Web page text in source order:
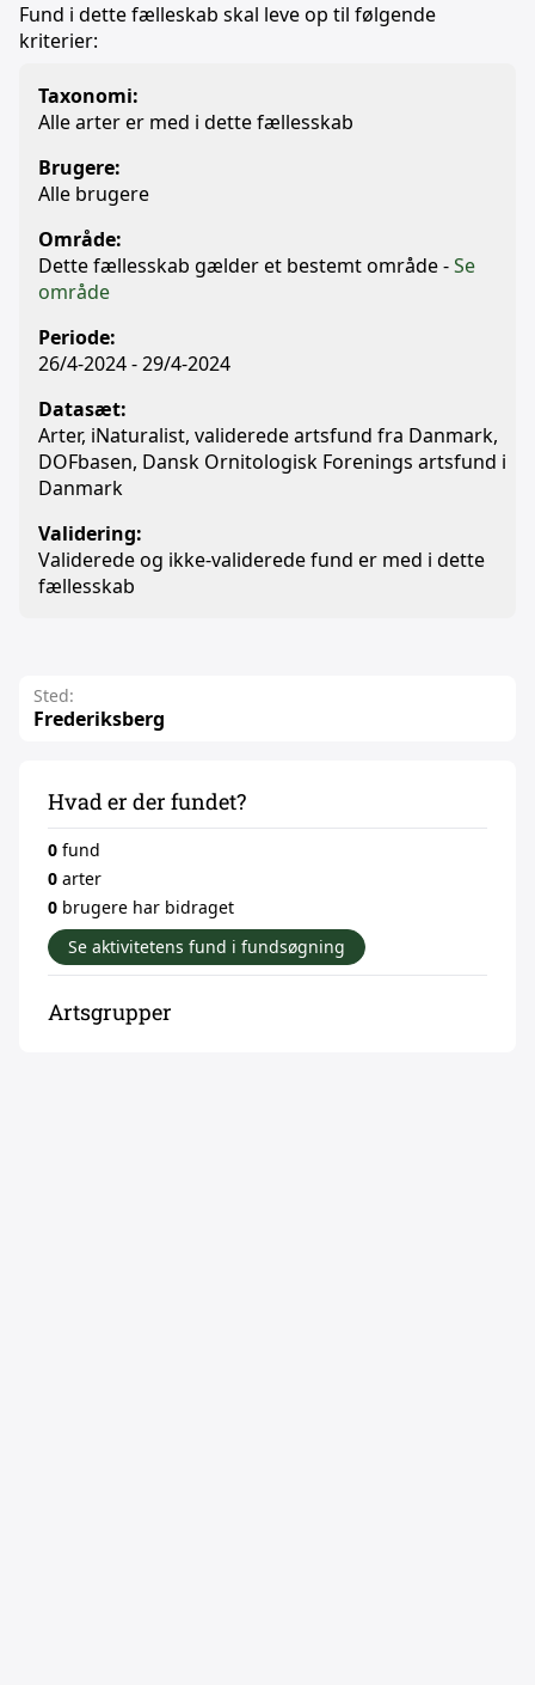
Fund i dette fælleskab skal leve op til følgende
kriterier:
Taxonomi:
Alle arter er med i dette fællesskab
Brugere:
Alle brugere
Område:
Dette fællesskab gælder et bestemt område -Se
område
Periode:
26/4-2024 - 29/4-2024
Datasæt:
Arter, iNaturalist, validerede artsfund fra Danmark,
DOFbasen, Dansk Ornitologisk Forenings artsfund i
Danmark
Validering:
Validerede og ikke-validerede fund er med i dette
fællesskab
Sted:
Frederiksberg
Hvad er der fundet?
0 fund
0 arter
0 brugere har bidraget
Se aktivitetens fund i fundsøgning
Artsgrupper